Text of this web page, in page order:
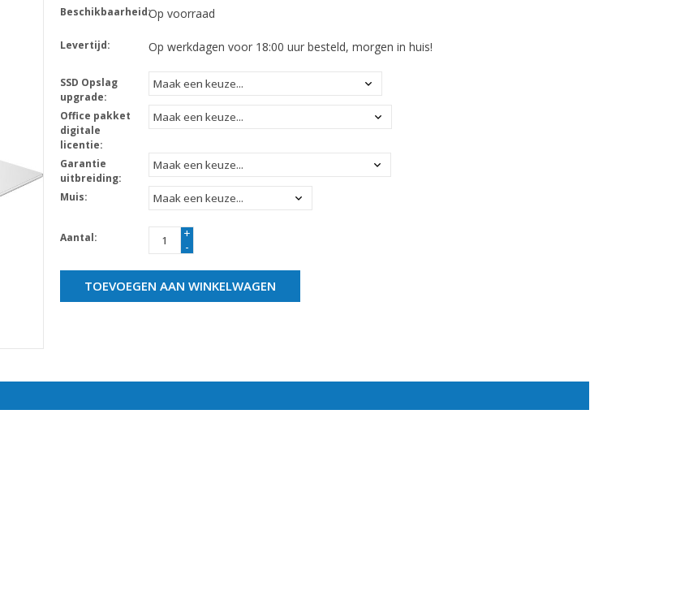
Beschikbaarheid:Op voorraad
Levertijd: Op werkdagen voor 18:00 uur besteld, morgen in huis!
SSD Opslag
upgrade:
Office pakket
digitale
licentie:
Garantie
uitbreiding:
Muis:
Aantal:
+
-
TOEVOEGEN AAN WINKELWAGEN